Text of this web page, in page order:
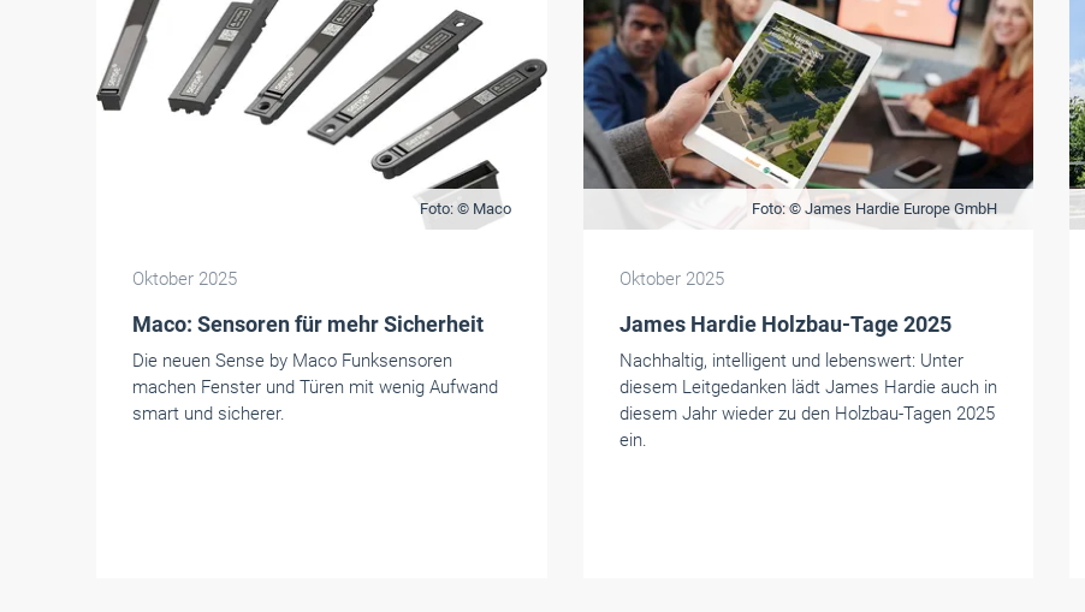
Foto: © Maco
Oktober 2025
Maco: Sensoren für mehr Sicherheit
Die neuen Sense by Maco Funksensoren
machen Fenster und Türen mit wenig Aufwand
smart und sicherer.
Foto: © James Hardie Europe GmbH
Oktober 2025
James Hardie Holzbau-Tage 2025
Nachhaltig, intelligent und lebenswert: Unter
diesem Leitgedanken lädt James Hardie auch in
diesem Jahr wieder zu den Holzbau-Tagen 2025
ein.